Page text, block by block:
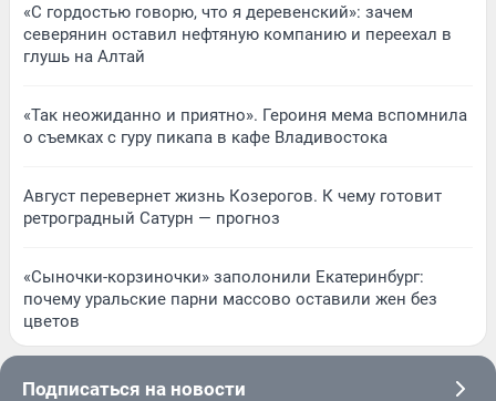
«С гордостью говорю, что я деревенский»: зачем
северянин оставил нефтяную компанию и переехал в
глушь на Алтай
«Так неожиданно и приятно». Героиня мема вспомнила
о съемках с гуру пикапа в кафе Владивостока
Август перевернет жизнь Козерогов. К чему готовит
ретроградный Сатурн — прогноз
«Сыночки-корзиночки» заполонили Екатеринбург:
почему уральские парни массово оставили жен без
цветов
Подписаться на новости